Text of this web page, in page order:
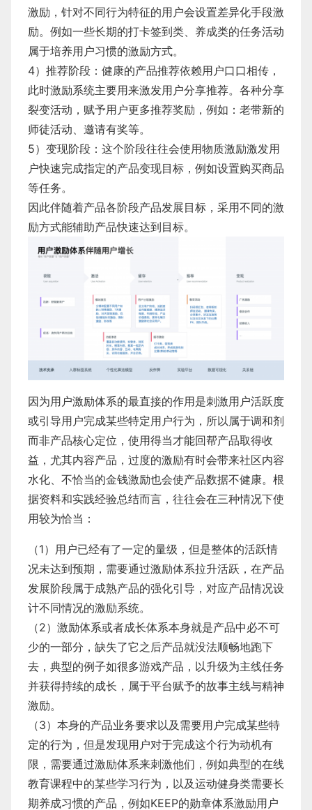
激励，针对不同行为特征的用户会设置差异化手段激
励。例如一些长期的打卡签到类、养成类的任务活动
属于培养用户习惯的激励方式。
​4）推荐阶段：健康的产品推荐依赖用户口口相传，
此时激励系统主要用来激发用户分享推荐。各种分享
裂变活动，赋予用户更多推荐奖励，例如：老带新的
师徒活动、邀请有奖等。
​5）变现阶段：这个阶段往往会使用物质激励激发用
户快速完成指定的产品变现目标，例如设置购买商品
等任务。
​因此伴随着产品各阶段产品发展目标，采用不同的激
励方式能辅助产品快速达到目标。
因为用户激励体系的最直接的作用是刺激用户活跃度
或引导用户完成某些特定用户行为，所以属于调和剂
而非产品核心定位，使用得当才能回帮产品取得收
益，尤其内容产品，过度的激励有时会带来社区内容
水化、不恰当的金钱激励也会使产品数据不健康。根
据资料和实践经验总结而言，往往会在三种情况下使
用较为恰当：
（1）用户已经有了一定的量级，但是整体的活跃情
况未达到预期，需要通过激励体系拉升活跃，在产品
发展阶段属于成熟产品的强化引导，对应产品情况设
计不同情况的激励系统。
​（2）激励体系或者成长体系本身就是产品中必不可
少的一部分，缺失了它之后产品就没法顺畅地跑下
去，典型的例子如很多游戏产品，以升级为主线任务
并获得持续的成长，属于平台赋予的故事主线与精神
激励。
​（3）本身的产品业务要求以及需要用户完成某些特
定的行为，但是发现用户对于完成这个行为动机有
限，需要通过激励体系来刺激他们，例如典型的在线
教育课程中的某些学习行为，以及运动健身类需要长
期养成习惯的产品，例如KEEP的勋章体系激励用户